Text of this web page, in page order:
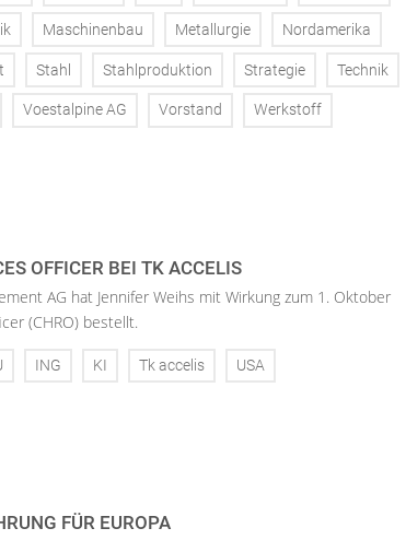
Maschinenbau Metallurgie Nordamerika
Stahl Stahlproduktion Strategie Technik
Voestalpine AG Vorstand Werkstoff
OFFICER BEI TK ACCELIS
AG hat Jennifer Weihs mit Wirkung zum 1. Oktober
(CHRO) bestellt.
ING KI Tk accelis USA
FÜR EUROPA